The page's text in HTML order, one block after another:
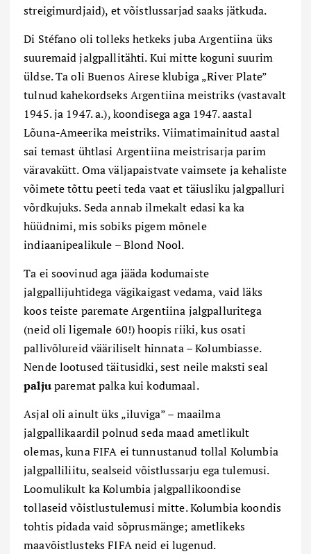
streigimurdjaid), et võistlussarjad saaks jätkuda.
Di Stéfano oli tolleks hetkeks juba Argentiina üks
suuremaid jalgpallitähti. Kui mitte koguni suurim
üldse. Ta oli Buenos Airese klubiga „River Plate”
tulnud kahekordseks Argentiina meistriks (vastavalt
1945. ja 1947. a.), koondisega aga 1947. aastal
Lõuna-Ameerika meistriks. Viimatimainitud aastal
sai temast ühtlasi Argentiina meistrisarja parim
väravakütt. Oma väljapaistvate vaimsete ja kehaliste
võimete tõttu peeti teda vaat et täiusliku jalgpalluri
võrdkujuks. Seda annab ilmekalt edasi ka ka
hüüdnimi, mis sobiks pigem mõnele
indiaanipealikule – Blond Nool.
Ta ei soovinud aga jääda kodumaiste
jalgpallijuhtidega vägikaigast vedama, vaid läks
koos teiste paremate Argentiina jalgpalluritega
(neid oli ligemale 60!) hoopis riiki, kus osati
pallivõlureid vääriliselt hinnata – Kolumbiasse.
Nende lootused täitusidki, sest neile maksti seal
paljuparemat palka kui kodumaal.
Asjal oli ainult üks „iluviga” – maailma
jalgpallikaardil polnud seda maad ametlikult
olemas, kuna FIFA ei tunnustanud tollal Kolumbia
jalgpalliliitu, sealseid võistlussarju ega tulemusi.
Loomulikult ka Kolumbia jalgpallikoondise
tollaseid võistlustulemusi mitte. Kolumbia koondis
tohtis pidada vaid sõprusmänge; ametlikeks
maavõistlusteks FIFA neid ei lugenud.